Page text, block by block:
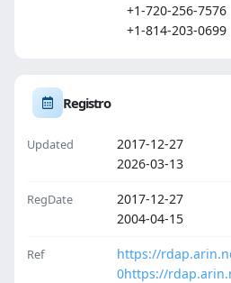
+1-720-256-7576
+1-814-203-0699
Registro
Updated
2017-12-27
2026-03-13
RegDate
2017-12-27
2004-04-15
Ref
https://
0https://